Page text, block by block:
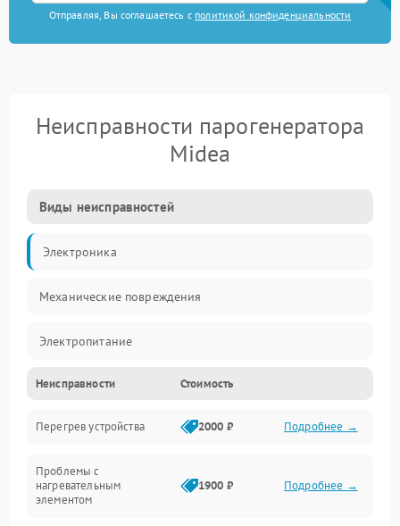
Отправляя, Вы соглашаетесь с политикой конфиденциальности
Неисправности парогенератора
Midea
Виды неисправностей
Электроника
Механические повреждения
Электропитание
Парообразование
Герметичность
Механика
Неисправности Стоимость
Перегрев устройства 2000 ₽ Подробнее →
Проблемы с
нагревательным
элементом
1900 ₽ Подробнее →